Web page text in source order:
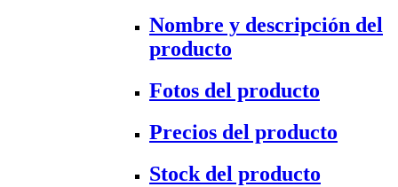
Nombre y descripción del
producto
Fotos del producto
Precios del producto
Stock del producto